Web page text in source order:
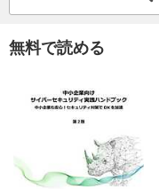
無料で読める